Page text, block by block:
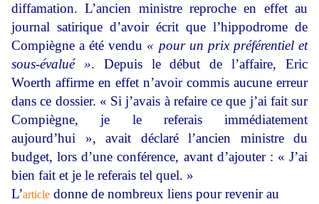
diffamation. L’ancien ministre reproche en effet au
journal satirique d’avoir écrit que l’hippodrome de
Compiègne a été vendu « pour un prix préférentiel et
sous-évalué ». Depuis le début de l’affaire, Eric
Woerth affirme en effet n’avoir commis aucune erreur
dans ce dossier. « Si j’avais à refaire ce que j’ai fait sur
Compiègne, je le referais immédiatement
aujourd’hui », avait déclaré l’ancien ministre du
budget, lors d’une conférence, avant d’ajouter : « J’ai
bien fait et je le referais tel quel. »
L’article donne de nombreux liens pour revenir au